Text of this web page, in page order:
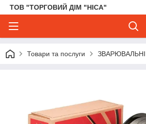
ТОВ "ТОРГОВИЙ ДІМ "НІСА"
Товари та послуги ЗВАРЮВАЛЬНІ